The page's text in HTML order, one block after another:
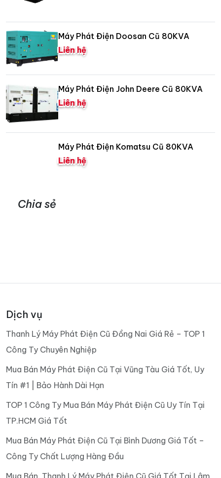
Máy Phát Điện Doosan Cũ 80KVA
Liên hệ
Máy Phát Điện John Deere Cũ 80KVA
Liên hệ
Máy Phát Điện Komatsu Cũ 80KVA
Liên hệ
Chia sẻ
Dịch vụ
Thanh Lý Máy Phát Điện Cũ Đồng Nai Giá Rẻ – TOP 1
Công Ty Chuyên Nghiệp
Mua Bán Máy Phát Điện Cũ Tại Vũng Tàu Giá Tốt, Uy
Tín #1 | Bảo Hành Dài Hạn
TOP 1 Công Ty Mua Bán Máy Phát Điện Cũ Uy Tín Tại
TP.HCM Giá Tốt
Mua Bán Máy Phát Điện Cũ Tại Bình Dương Giá Tốt –
Công Ty Chất Lượng Hàng Đầu